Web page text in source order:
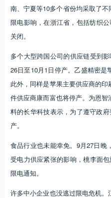
南、宁夏等10多个省份均采取了
限电影响，在浙江省，包括纺织
关闭。
多个大型跨国公司的供应链受到
26日至10月1日停产。乙盛精密是
此外，同样是苹果主要供应商的
件供应商康而富也将停产。为恩
料的长华科技表示，为了遵守政
产。
食品行业也未能幸免。9月27日晚
受电力供应紧张的影响，桃李面
限电通知。
许多中小企业也没逃过限电危机